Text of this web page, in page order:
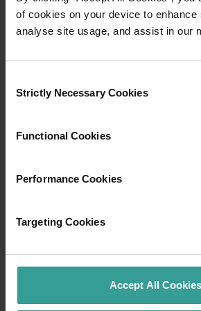
of cookies on your device to enhance
analyse site usage, and assist in our
Selection
Strictly Necessary Cookies
Functional Cookies
Performance Cookies
Targeting Cookies
Accept All Cookies
Barat yang menawan.
dan pusat budaya yang
Atraksi alam dan tempat makan